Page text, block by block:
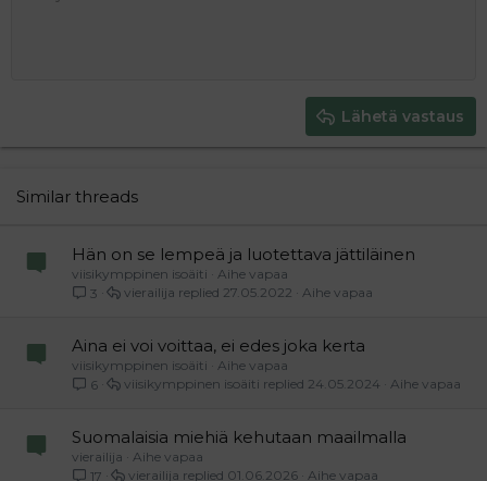
26
Lähetä vastaus
Similar threads
Hän on se lempeä ja luotettava jättiläinen
viisikymppinen isoäiti
Aihe vapaa
3
Aihe vapaa
27.05.2022
vierailija
Aina ei voi voittaa, ei edes joka kerta
viisikymppinen isoäiti
Aihe vapaa
6
Aihe vapaa
24.05.2024
viisikymppinen isoäiti
Suomalaisia miehiä kehutaan maailmalla
vierailija
Aihe vapaa
17
Aihe vapaa
01.06.2026
vierailija